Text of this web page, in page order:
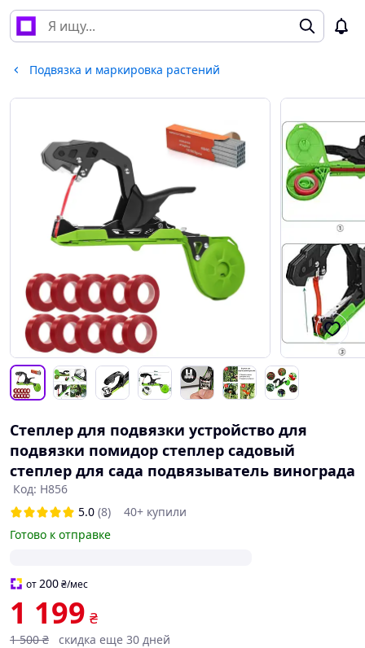
Подвязка и маркировка растений
Степлер для подвязки устройство для
подвязки помидор степлер садовый
степлер для сада подвязыватель винограда
Код: H856
5.0 (8)
40+ купили
Готово к отправке
от200₴/мес
1 199 ₴
1 500 ₴ скидка еще 30 дней